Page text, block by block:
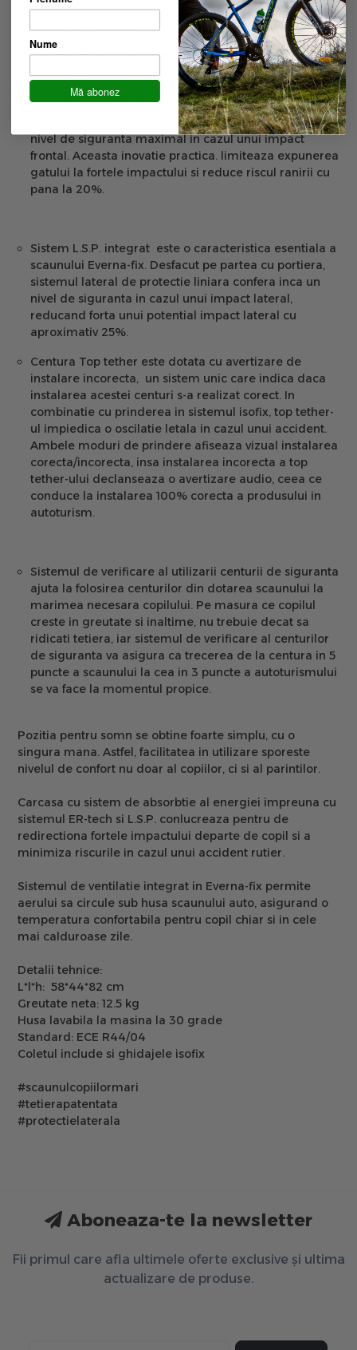
Tetira patenta cu functie de inclinare, o inovatia unica
a marcii gb impiedica inclinarea in fata a capului
copilului atunci cand adoarme in timpul calatoriilor cu
masina. Aceasta tehnologie este exceptionala si
unica, intrucat ajuta la fixarea capului si a gatului intr-
o zona sigura, zona care este de o importanta
maxima in cazul unui impact.
ER-tech: tehnologia de reducere a energiei ofera un
nivel de siguranta maximal in cazul unui impact
frontal. Aceasta inovatie practica. limiteaza expunerea
gatului la fortele impactului si reduce riscul ranirii cu
pana la 20%.
Sistem L.S.P. integrat este o caracteristica esentiala a
scaunului Everna-fix. Desfacut pe partea cu portiera,
sistemul lateral de protectie liniara confera inca un
nivel de siguranta in cazul unui impact lateral,
reducand forta unui potential impact lateral cu
aproximativ 25%.
Centura Top tether este dotata cu avertizare de
instalare incorecta, un sistem unic care indica daca
instalarea acestei centuri s-a realizat corect. In
combinatie cu prinderea in sistemul isofix, top tether-
ul impiedica o oscilatie letala in cazul unui accident.
Ambele moduri de prindere afiseaza vizual instalarea
corecta/incorecta, insa instalarea incorecta a top
tether-ului declanseaza o avertizare audio, ceea ce
conduce la instalarea 100% corecta a produsului in
autoturism.
Sistemul de verificare al utilizarii centurii de siguranta
ajuta la folosirea centurilor din dotarea scaunului la
marimea necesara copilului. Pe masura ce copilul
creste in greutate si inaltime, nu trebuie decat sa
ridicati tetiera, iar sistemul de verificare al centurilor
de siguranta va asigura ca trecerea de la centura in 5
puncte a scaunului la cea in 3 puncte a autoturismului
se va face la momentul propice.
Pozitia pentru somn se obtine foarte simplu, cu o
singura mana. Astfel, facilitatea in utilizare sporeste
nivelul de confort nu doar al copiilor, ci si al parintilor.
Carcasa cu sistem de absorbtie al energiei impreuna cu
sistemul ER-tech si L.S.P. conlucreaza pentru de
redirectiona fortele impactului departe de copil si a
minimiza riscurile in cazul unui accident rutier.
Sistemul de ventilatie integrat in Everna-fix permite
aerului sa circule sub husa scaunului auto, asigurand o
temperatura confortabila pentru copil chiar si in cele
mai calduroase zile.
Detalii tehnice:
L*l*h: 58*44*82 cm
Greutate neta: 12.5 kg
Husa lavabila la masina la 30 grade
Standard: ECE R44/04
Coletul include si ghidajele isofix
#scaunulcopiilormari
#tetierapatentata
#protectielaterala
Aboneaza-te la newsletter
Fii primul care afla ultimele oferte exclusive și ultima
actualizare de produse.
Nume
Mă abonez